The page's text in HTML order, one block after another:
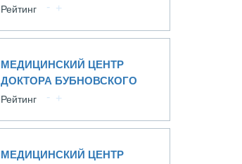
Рейтинг
МЕДИЦИНСКИЙ ЦЕНТР
ДОКТОРА БУБНОВСКОГО
Рейтинг
МЕДИЦИНСКИЙ ЦЕНТР